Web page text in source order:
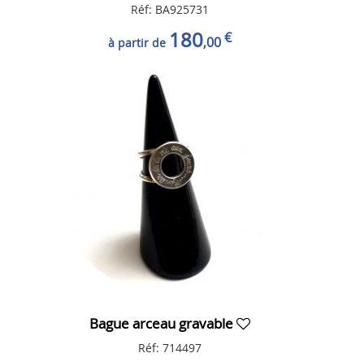
Réf: BA925731
à partir de 180,00€
Bague arceau gravable
Réf: 714497